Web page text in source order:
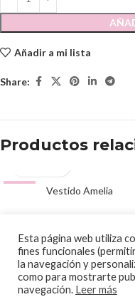
Añadir a mi lista
Share:
Productos
Vestido Amelia
© 2020 Papalagi
Esta página web utiliza
fines funcionales
la navegación y
como para mostrarte
navegación. Leer más